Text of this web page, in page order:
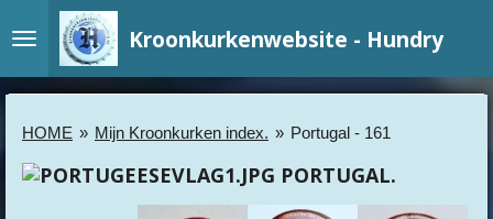
direct
naar
hoofdinhoud
Kroonkurkenwebsite - Hundry
HOME » Mijn Kroonkurken index. » Portugal - 161
PORTUGAL.